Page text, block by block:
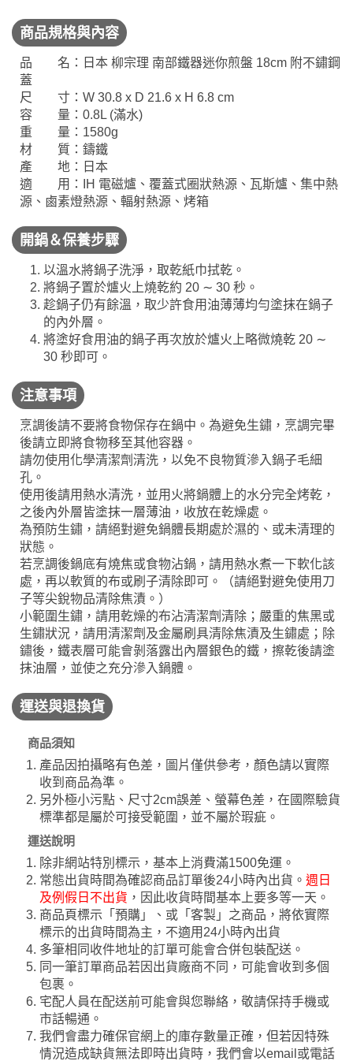
商品規格與內容
品 名：日本 柳宗理 南部鐵器迷你煎盤 18cm 附不鏽鋼
蓋
尺 寸：W 30.8 x D 21.6 x H 6.8 cm
容 量：0.8L (滿水)
重 量：1580g
材 質：鑄鐵
產 地：日本
適 用：IH 電磁爐、覆蓋式圈狀熱源、瓦斯爐、集中熱
源、鹵素燈熱源、輻射熱源、烤箱
開鍋＆保養步驟
以溫水將鍋子洗淨，取乾紙巾拭乾。
將鍋子置於爐火上燒乾約 20 ∼ 30 秒。
趁鍋子仍有餘溫，取少許食用油薄薄均勻塗抹在鍋子
的內外層。
將塗好食用油的鍋子再次放於爐火上略微燒乾 20 ∼
30 秒即可。
注意事項
烹調後請不要將食物保存在鍋中。為避免生鏽，烹調完畢
後請立即將食物移至其他容器。
請勿使用化學清潔劑清洗，以免不良物質滲入鍋子毛細
孔。
使用後請用熱水清洗，並用火將鍋體上的水分完全烤乾，
之後內外層皆塗抹一層薄油，收放在乾燥處。
為預防生鏽，請絕對避免鍋體長期處於濕的、或未清理的
狀態。
若烹調後鍋底有燒焦或食物沾鍋，請用熱水煮一下軟化該
處，再以軟質的布或刷子清除即可。（請絕對避免使用刀
子等尖銳物品清除焦漬。）
小範圍生鏽，請用乾燥的布沾清潔劑清除；嚴重的焦黑或
生鏽狀況，請用清潔劑及金屬刷具清除焦漬及生鏽處；除
鏽後，鐵表層可能會剝落露出內層銀色的鐵，擦乾後請塗
抹油層，並使之充分滲入鍋體。
運送與退換貨
商品須知
產品因拍攝略有色差，圖片僅供參考，顏色請以實際
收到商品為準。
另外極小污點、尺寸2cm誤差、螢幕色差，在國際驗貨
標準都是屬於可接受範圍，並不屬於瑕疵。
運送說明
除非網站特別標示，基本上消費滿1500免運。
常態出貨時間為確認商品訂單後24小時內出貨。 週日
及例假日不出貨 ，因此收貨時間基本上要多等一天。
商品頁標示「預購」、或「客製」之商品，將依實際
標示的出貨時間為主，不適用24小時內出貨
多筆相同收件地址的訂單可能會合併包裝配送。
同一筆訂單商品若因出貨廠商不同，可能會收到多個
包裹。
宅配人員在配送前可能會與您聯絡，敬請保持手機或
市話暢通。
我們會盡力確保官網上的庫存數量正確，但若因特殊
情況造成缺貨無法即時出貨時，我們會以email或電話